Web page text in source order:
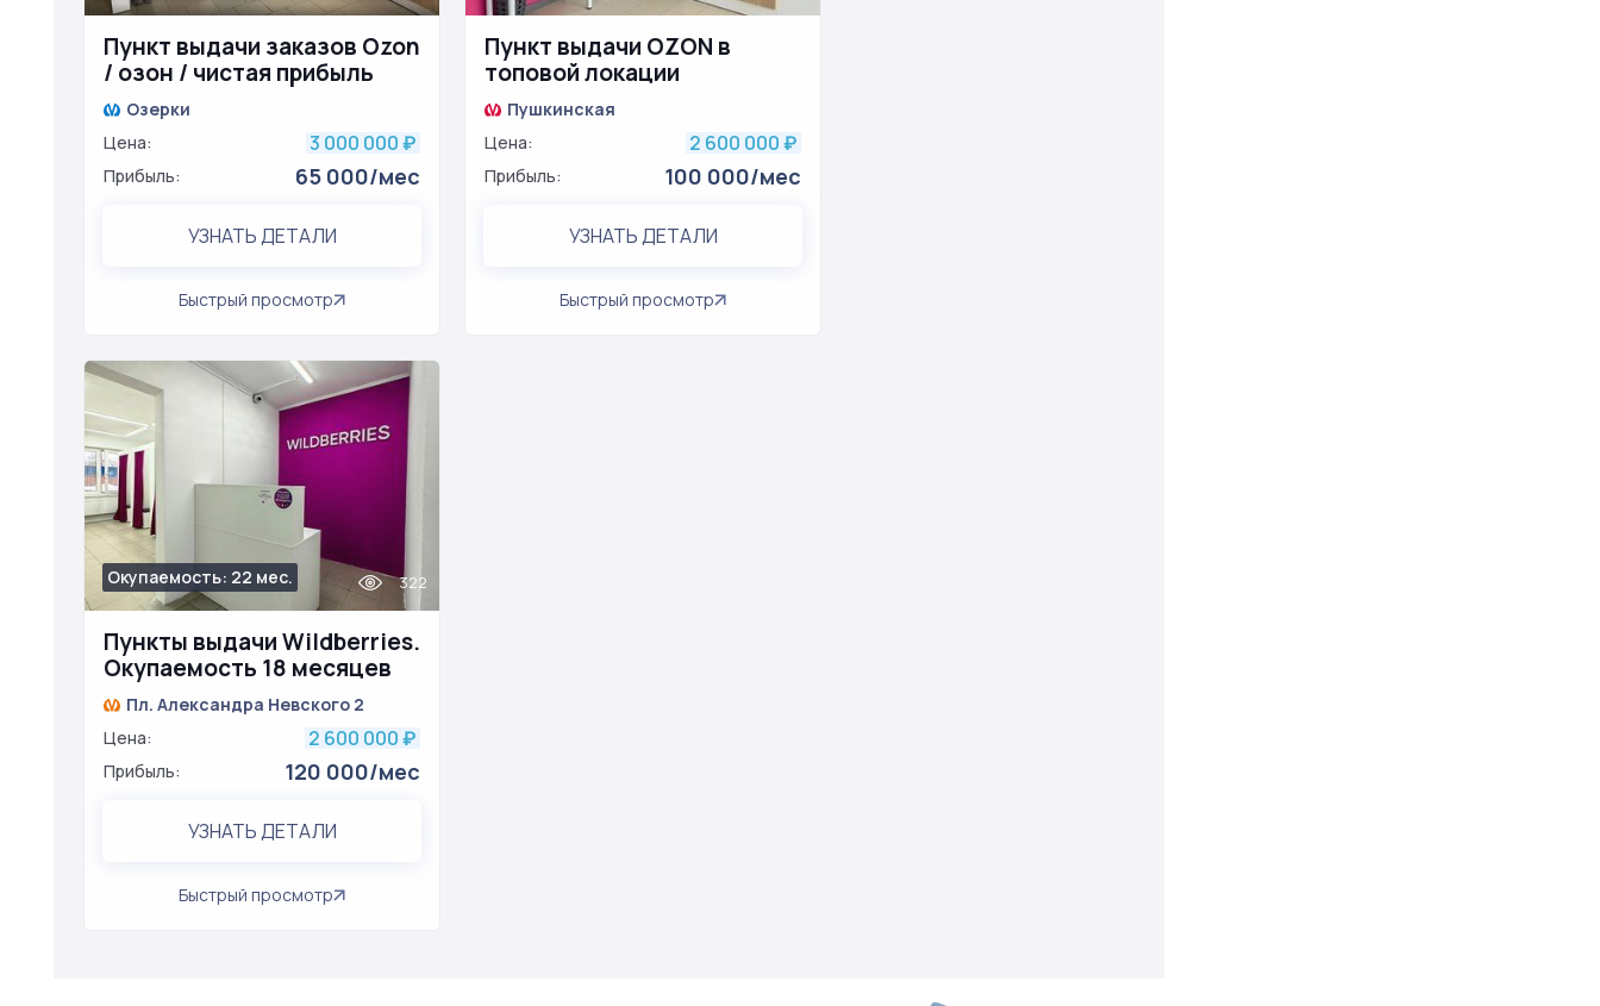
Пункт выдачи заказов Ozon
/ озон / чистая прибыль
Озерки
Цена:
3 000 000 ₽
Прибыль: 65 000/мес
УЗНАТЬ ДЕТАЛИ
Быстрый просмотр
Пункт выдачи OZON в
топовой локации
Пушкинская
Цена:
2 600 000 ₽
Прибыль: 100 000/мес
УЗНАТЬ ДЕТАЛИ
Быстрый просмотр
Пункты выдачи Wildberries.
Окупаемость 18 месяцев
Окупаемость: 22 мес. 322
Пл. Александра Невского 2
Цена:
2 600 000 ₽
Прибыль: 120 000/мес
УЗНАТЬ ДЕТАЛИ
Быстрый просмотр